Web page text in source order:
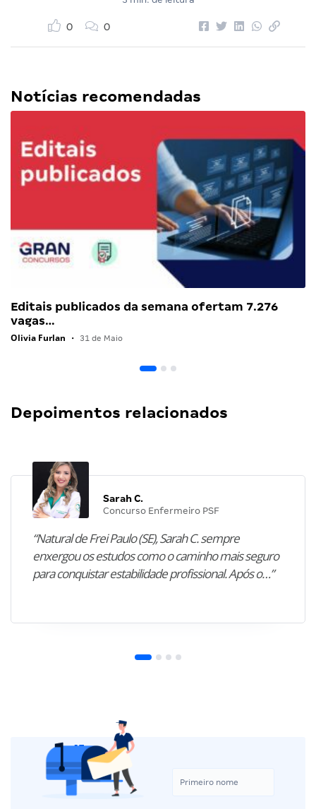
0 0
Notícias recomendadas
Editais publicados da semana ofertam 7.276
vagas…
Olivia Furlan • 31 de Maio
Depoimentos relacionados
Sarah C.
Concurso Enfermeiro PSF
“Natural de Frei Paulo (SE), Sarah C. sempre
enxergou os estudos como o caminho mais seguro
para conquistar estabilidade profissional. Após o…”